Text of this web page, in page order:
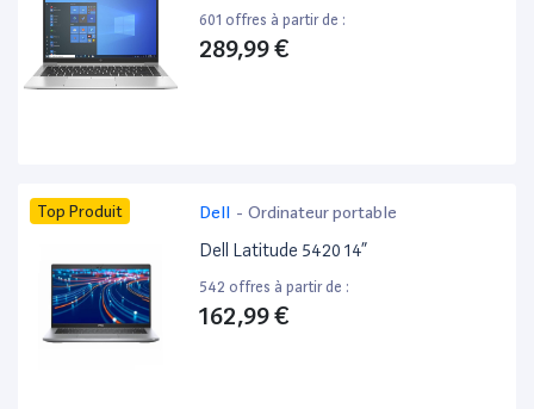
601 offres à partir de :
289,99 €
Top Produit Dell - Ordinateur portable
Dell Latitude 5420 14”
542 offres à partir de :
162,99 €